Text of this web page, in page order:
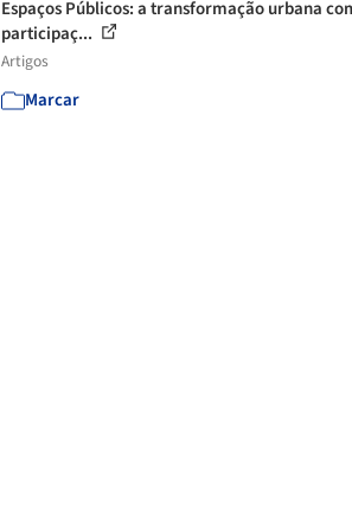
Espaços Públicos: a transformação urbana
participaç...
Artigos
Marcar